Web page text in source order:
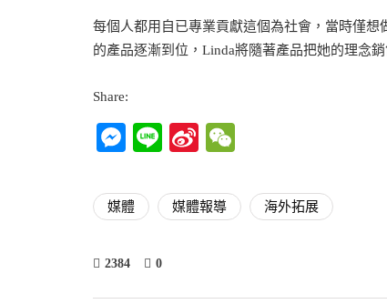
每個人都用自已專業貢獻這個為社會，當時僅
的產品逐漸到位，Linda將隨著產品把她的理念
Share:
Messenger
LineSina
媒體 媒體報導 海外拓展
2384 0